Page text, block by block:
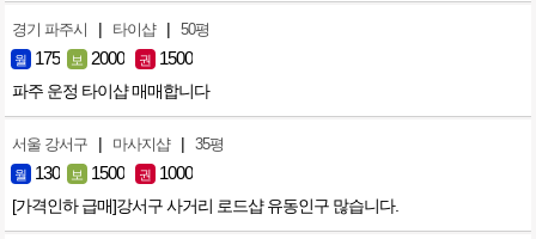
경기 파주시 | 타이샵 | 50평
월 175 보 2000 권 1500
파주 운정 타이샵 매매합니다
서울 강서구 | 마사지샵 | 35평
월 130 보 1500 권 1000
[가격인하 급매]강서구 사거리 로드샵 유동인구 많습니다.